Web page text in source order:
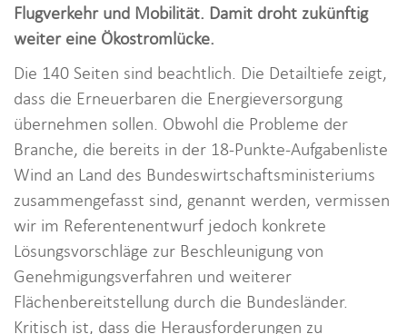
Flugverkehr und Mobilität. Damit droht zukünftig
weiter eine Ökostromlücke.
Die 140 Seiten sind beachtlich. Die Detailtiefe zeigt,
dass die Erneuerbaren die Energieversorgung
übernehmen sollen. Obwohl die Probleme der
Branche, die bereits in der 18-Punkte-Aufgabenliste
Wind an Land des Bundeswirtschaftsministeriums
zusammengefasst sind, genannt werden, vermissen
wir im Referentenentwurf jedoch konkrete
Lösungsvorschläge zur Beschleunigung von
Genehmigungsverfahren und weiterer
Flächenbereitstellung durch die Bundesländer.
Kritisch ist, dass die Herausforderungen zu